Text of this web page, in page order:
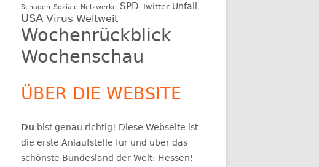
Schaden Soziale Netzwerke SPD Twitter Unfall
USA Virus Weltweit
Wochenrückblick
Wochenschau
ÜBER DIE WEBSITE
Du bist genau richtig! Diese Webseite ist
die erste Anlaufstelle für und über das
schönste Bundesland der Welt: Hessen!